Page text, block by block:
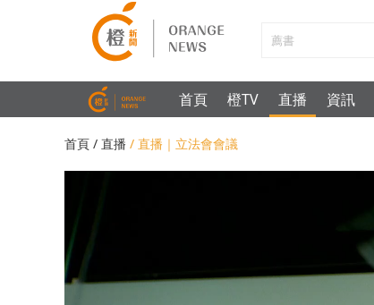
首頁 橙TV 直播 資訊
首頁 / 直播 / 直播｜立法會會議